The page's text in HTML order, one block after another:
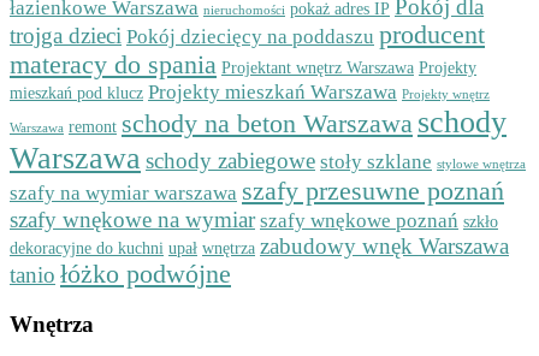
łazienkowe Warszawa nieruchomości pokaż adres IP Pokój dla
trojga dzieci Pokój dziecięcy na poddaszu producent
materacy do spania Projektant wnętrz Warszawa Projekty
mieszkań pod klucz Projekty mieszkań Warszawa Projekty wnętrz
Warszawa remont schody na beton Warszawa schody
Warszawa schody zabiegowe stoły szklane stylowe wnętrza
szafy na wymiar warszawa szafy przesuwne poznań
szafy wnękowe na wymiar szafy wnękowe poznań szkło
dekoracyjne do kuchni upał wnętrza zabudowy wnęk Warszawa
tanio łóżko podwójne
Wnętrza